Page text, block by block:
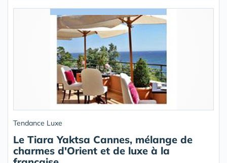
Tendance Luxe
Le Tiara Yaktsa Cannes, mélange de
charmes d'Orient et de luxe à la